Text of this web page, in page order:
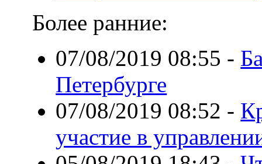
Более ранние:
07/08/2019 08:55 -
Петербурге
07/08/2019 08:52 -
участие в